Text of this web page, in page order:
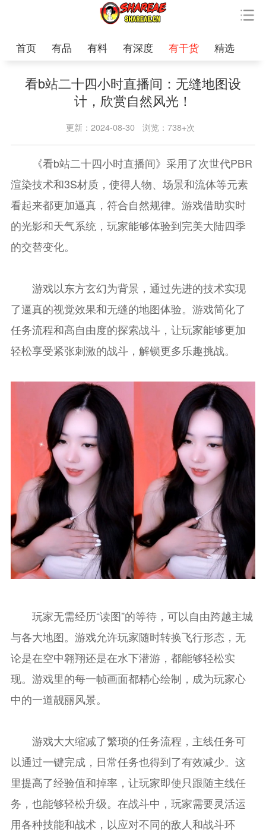
首页 有品 有料 有深度 有干货 精选
看b站二十四小时直播间：无缝地图设
计，欣赏自然风光！
更新：2024-08-30 浏览：738+次
《看b站二十四小时直播间》采用了次世代PBR
渲染技术和3S材质，使得人物、场景和流体等元素
看起来都更加逼真，符合自然规律。游戏借助实时
的光影和天气系统，玩家能够体验到完美大陆四季
的交替变化。
游戏以东方玄幻为背景，通过先进的技术实现
了逼真的视觉效果和无缝的地图体验。游戏简化了
任务流程和高自由度的探索战斗，让玩家能够更加
轻松享受紧张刺激的战斗，解锁更多乐趣挑战。
玩家无需经历“读图”的等待，可以自由跨越主城
与各大地图。游戏允许玩家随时转换飞行形态，无
论是在空中翱翔还是在水下潜游，都能够轻松实
现。游戏里的每一帧画面都精心绘制，成为玩家心
中的一道靓丽风景。
游戏大大缩减了繁琐的任务流程，主线任务可
以通过一键完成，日常任务也得到了有效减少。这
里提高了经验值和掉率，让玩家即使只跟随主线任
务，也能够轻松升级。在战斗中，玩家需要灵活运
用各种技能和战术，以应对不同的敌人和战斗环